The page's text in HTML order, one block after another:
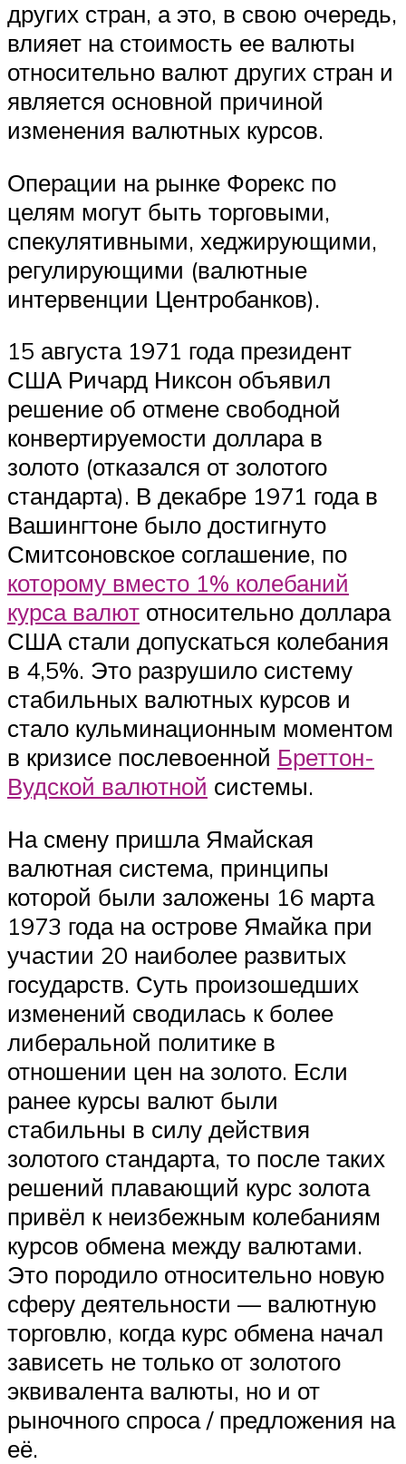
других стран, а это, в свою очередь,
влияет на стоимость ее валюты
относительно валют других стран и
является основной причиной
изменения валютных курсов.
Операции на рынке Форекс по
целям могут быть торговыми,
спекулятивными, хеджирующими,
регулирующими (валютные
интервенции Центробанков).
15 августа 1971 года президент
США Ричард Никсон объявил
решение об отмене свободной
конвертируемости доллара в
золото (отказался от золотого
стандарта). В декабре 1971 года в
Вашингтоне было достигнуто
Смитсоновское соглашение, по
которому вместо 1% колебаний
курса валют относительно доллара
США стали допускаться колебания
в 4,5%. Это разрушило систему
стабильных валютных курсов и
стало кульминационным моментом
в кризисе послевоенной Бреттон-
Вудской валютной системы.
На смену пришла Ямайская
валютная система, принципы
которой были заложены 16 марта
1973 года на острове Ямайка при
участии 20 наиболее развитых
государств. Суть произошедших
изменений сводилась к более
либеральной политике в
отношении цен на золото. Если
ранее курсы валют были
стабильны в силу действия
золотого стандарта, то после таких
решений плавающий курс золота
привёл к неизбежным колебаниям
курсов обмена между валютами.
Это породило относительно новую
сферу деятельности — валютную
торговлю, когда курс обмена начал
зависеть не только от золотого
эквивалента валюты, но и от
рыночного спроса / предложения на
её.